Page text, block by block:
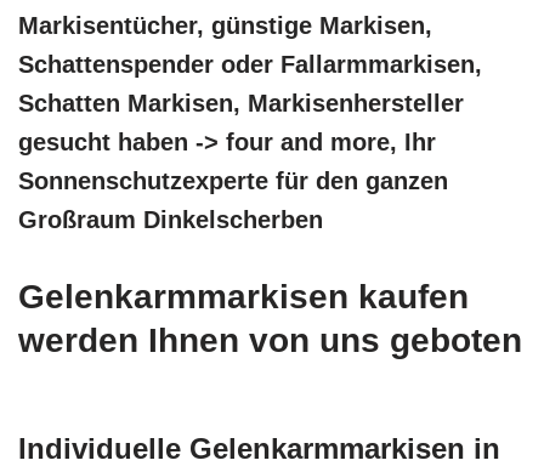
Markisentücher, günstige Markisen,
Schattenspender oder Fallarmmarkisen,
Schatten Markisen, Markisenhersteller
gesucht haben -> four and more, Ihr
Sonnenschutzexperte für den ganzen
Großraum Dinkelscherben
Gelenkarmmarkisen kaufen
werden Ihnen von uns geboten
Individuelle Gelenkarmmarkisen in